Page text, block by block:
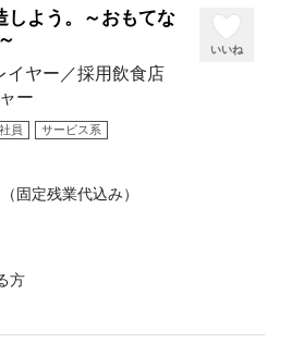
しよう。～おもてな
イヤー／採用飲食店
ー
いいね
員 サービス系
固定残業代込み）
方